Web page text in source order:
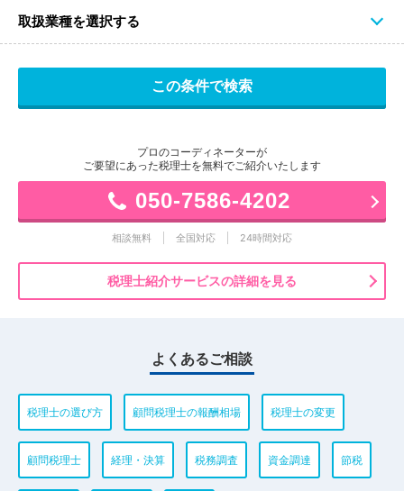
取扱業種を選択する
プロのコーディネーターが
ご要望にあった税理士を無料でご紹介いたします
050-7586-4202
相談無料 全国対応 24時間対応
税理士紹介サービスの詳細を見る
よくあるご相談
税理士の選び方 顧問税理士の報酬相場 税理士の変更
顧問税理士 経理・決算 税務調査 資金調達 節税